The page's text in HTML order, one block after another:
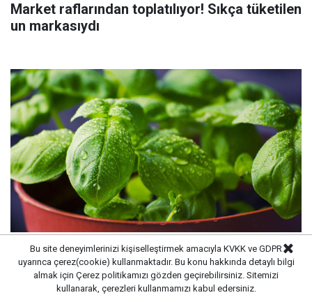
Market raflarından toplatılıyor! Sıkça tüketilen
un markasıydı
Saksı dibinde oluşuyor, çiçeklerin büyümesini
durduruyor! Böceklenmeyi önleme yolu
Bu site deneyimlerinizi kişiselleştirmek amacıyla KVKK ve GDPR
uyarınca çerez(cookie) kullanmaktadır. Bu konu hakkında detaylı bilgi
almak için Çerez politikamızı gözden geçirebilirsiniz. Sitemizi
kullanarak, çerezleri kullanmamızı kabul edersiniz.